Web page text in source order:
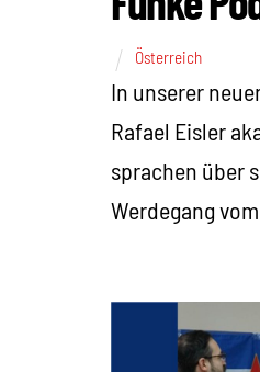
Österreich
In unserer
Rafael Eisler
sprachen über
Werdegang